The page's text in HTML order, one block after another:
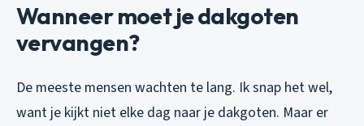
Wanneer moet je dakgoten
vervangen?
De meeste mensen wachten te lang. Ik snap het wel,
want je kijkt niet elke dag naar je dakgoten. Maar er